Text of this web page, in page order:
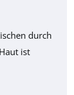
durch
ist